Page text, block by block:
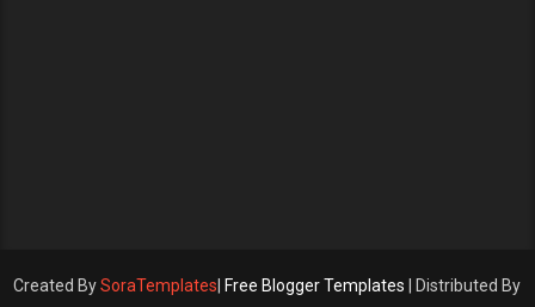
Created BySoraTemplates Free Blogger Templates | Distributed By